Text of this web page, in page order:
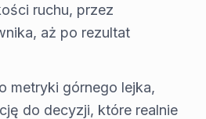
ruchu, przez
aż po rezultat
metryki górnego lejka,
do decyzji, które realnie